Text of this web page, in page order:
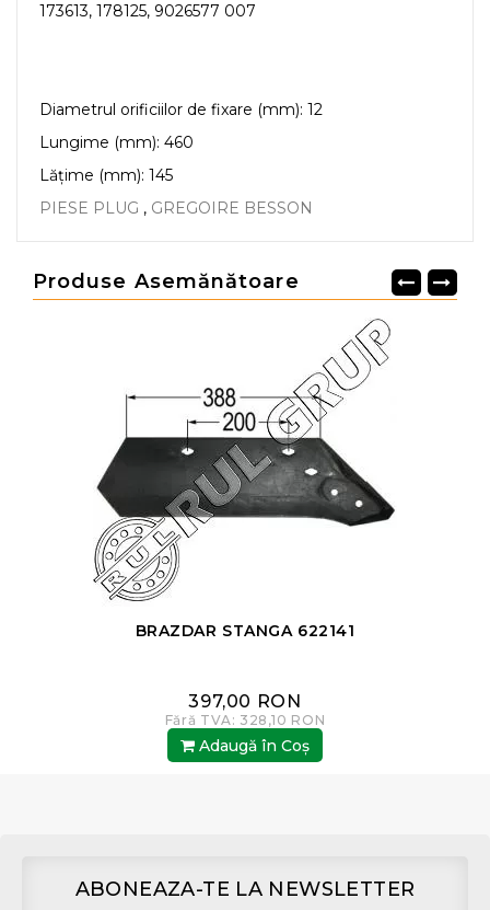
173613, 178125, 9026577 007
Diametrul orificiilor de fixare (mm): 12
Lungime (mm): 460
Lățime (mm): 145
PIESE PLUG , GREGOIRE BESSON
Produse Asemănătoare
BRAZDAR STANGA 622141
397,00 RON
Fără TVA: 328,10 RON
Adaugă în Coş
ABONEAZA-TE LA NEWSLETTER